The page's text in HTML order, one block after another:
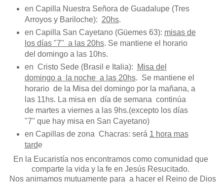
en Capilla Nuestra Señora de Guadalupe (Tres
Arroyos y Bariloche): 20hs.
en Capilla San Cayetano (Güemes 63): misas de
los días "7" a las 20hs. Se mantiene el horario
del domingo a las 10hs.
en Cristo Sede (Brasil e Italia):
Misa del
domingo a la noche a las 20hs. Se mantiene el
horario de la Misa del domingo por la mañana, a
las 11hs. La misa en día de semana continúa
de martes a viernes a las 9hs.(excepto los días
"7" que hay misa en San Cayetano)
en Capillas de zona Chacras: será 1 hora mas
tarde
En la Eucaristía nos encontramos como comunidad que
comparte la vida y la fe en Jesús Resucitado.
Nos animamos mutuamente para a hacer el Reino de Dios